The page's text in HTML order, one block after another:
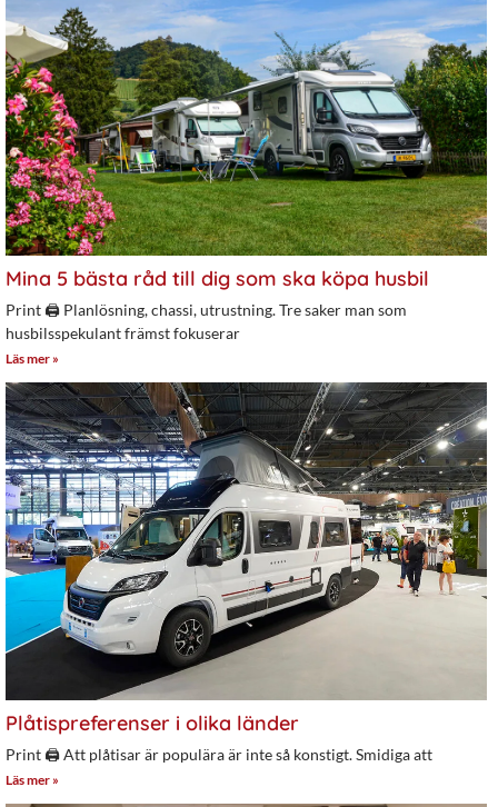
Mina 5 bästa råd till dig som ska köpa husbil
Print 🖨 Planlösning, chassi, utrustning. Tre saker man som
husbilsspekulant främst fokuserar
Läs mer »
Plåtispreferenser i olika länder
Print 🖨 Att plåtisar är populära är inte så konstigt. Smidiga att
Läs mer »